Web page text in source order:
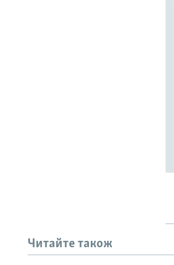
Читайте також